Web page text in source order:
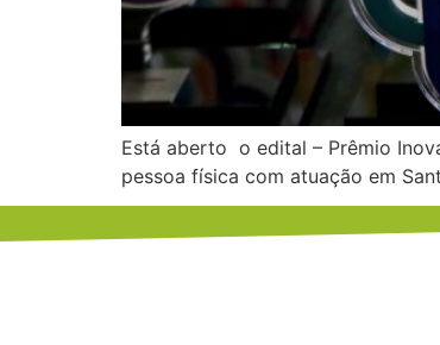
Está aberto o edital – Prêmio
pessoa física com atuação em